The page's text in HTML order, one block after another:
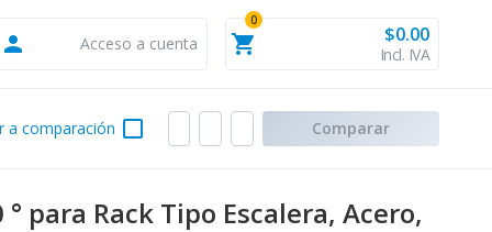
person Acceso a cuenta shopping_cart
0
$0.00
Incl. IVA
check_box_outline_blank
a comparación Comparar
para Rack Tipo Escalera, Acero,